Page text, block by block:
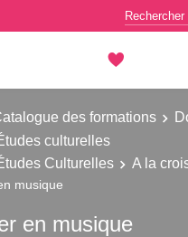
des formations
culturelles
Culturelles
A la
musique
en musique